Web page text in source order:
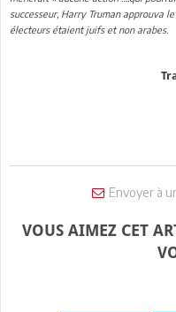
successeur, Harry Truman approuva
électeurs étaient juifs et non arabes.
Envoyer à
VOUS AIMEZ CET